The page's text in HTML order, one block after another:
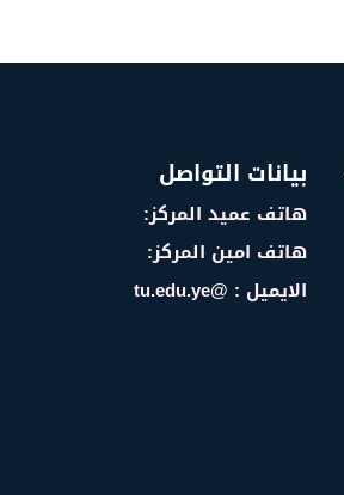
بيانات التواصل
هاتف عميد المركز:
هاتف امين المركز:
الايميل : @tu.edu.ye